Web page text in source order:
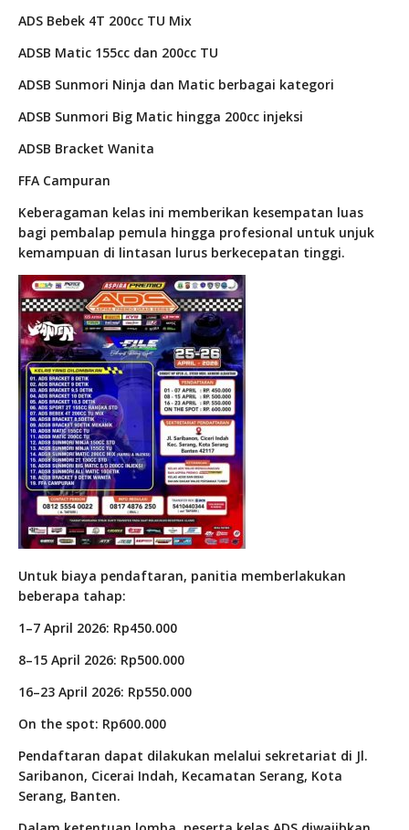
ADS Bebek 4T 200cc TU Mix
ADSB Matic 155cc dan 200cc TU
ADSB Sunmori Ninja dan Matic berbagai kategori
ADSB Sunmori Big Matic hingga 200cc injeksi
ADSB Bracket Wanita
FFA Campuran
Keberagaman kelas ini memberikan kesempatan luas
bagi pembalap pemula hingga profesional untuk unjuk
kemampuan di lintasan lurus berkecepatan tinggi.
Untuk biaya pendaftaran, panitia memberlakukan
beberapa tahap:
1–7 April 2026: Rp450.000
8–15 April 2026: Rp500.000
16–23 April 2026: Rp550.000
On the spot: Rp600.000
Pendaftaran dapat dilakukan melalui sekretariat di Jl.
Saribanon, Cicerai Indah, Kecamatan Serang, Kota
Serang, Banten.